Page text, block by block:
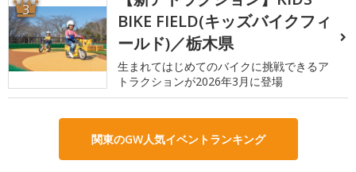
3
BIKE FIELD(キッズバイクフィ
ールド)／栃木県
生まれてはじめてのバイクに挑戦できるア
トラクションが2026年3月に登場
関東のGW人気イベントランキング